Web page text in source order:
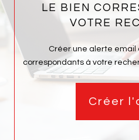
LE BIEN
VOTRE
Créer une alerte email
correspondants à votre
Créer